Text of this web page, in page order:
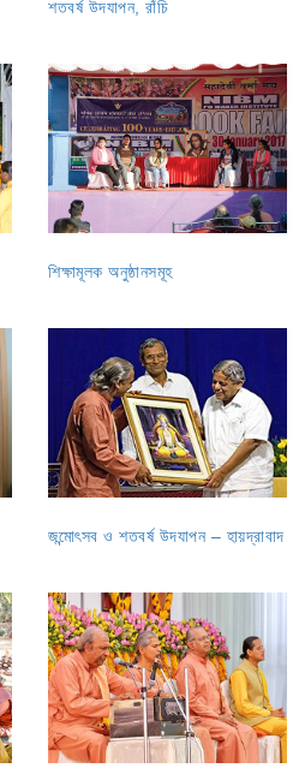
শতবর্ষ উদযাপন, রাঁচি
শিক্ষামূলক অনুষ্ঠানসমূহ
জন্মোৎসব ও শতবর্ষ উদযাপন – হায়দ্রাবাদ